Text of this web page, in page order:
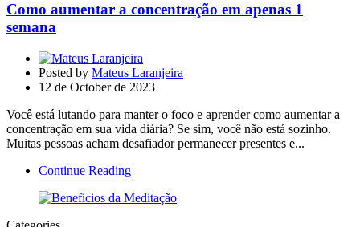
Como aumentar a concentração em apenas 1
semana
Posted by Mateus Laranjeira
12 de October de 2023
Você está lutando para manter o foco e aprender como aumentar a
concentração em sua vida diária? Se sim, você não está sozinho.
Muitas pessoas acham desafiador permanecer presentes e...
Continue Reading